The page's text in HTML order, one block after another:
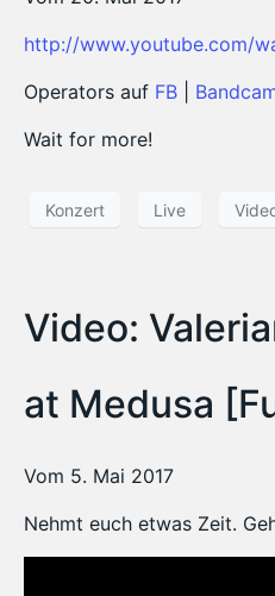
http://www.youtube.com/
Operators auf FB
Wait for more!
Konzert Live
Video:
at Medusa
Vom 5. Mai 2017
Nehmt euch etwas Zeit.